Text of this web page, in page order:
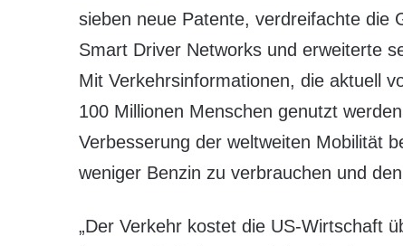
sieben neue Patente, verdreifachte die
Smart Driver Networks und erweiterte
Mit Verkehrsinformationen, die aktuell
100 Millionen Menschen genutzt
Verbesserung der weltweiten Mobilität
weniger Benzin zu verbrauchen und
„Der Verkehr kostet die US-Wirtschaft